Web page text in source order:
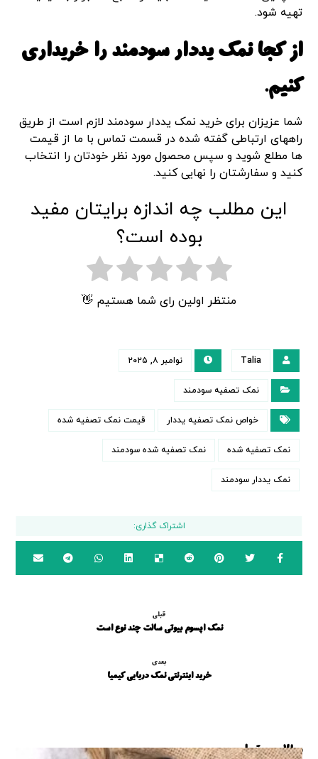
تهیه شود.
از کجا نمک یددار سودمند را خریداری
کنیم.
شما عزیزان برای خرید نمک یددار سودمند لازم است از طریق
راههای ارتباطی گفته شده در قسمت تماس با ما از قیمت
ها مطلع شوید و سپس محصول مورد نظر خودتان را انتخاب
کنید و سفارشتان را نهایی کنید.
این مطلب چه اندازه برایتان مفید
بوده است؟
منتظر اولین رای شما هستیم 👋
Talia نوامبر ۸, ۲۰۲۵
نمک تصفیه سودمند
خواص نمک تصفیه یددار قیمت نمک تصفیه شده
نمک تصفیه شده نمک تصفیه شده سودمند
نمک یددار سودمند
قبلی
نمک اپسوم بیوتی سالت چند نوع است
بعدی
خرید اینترنتی نمک دریایی کیمیا
مطالب مرتبط ...